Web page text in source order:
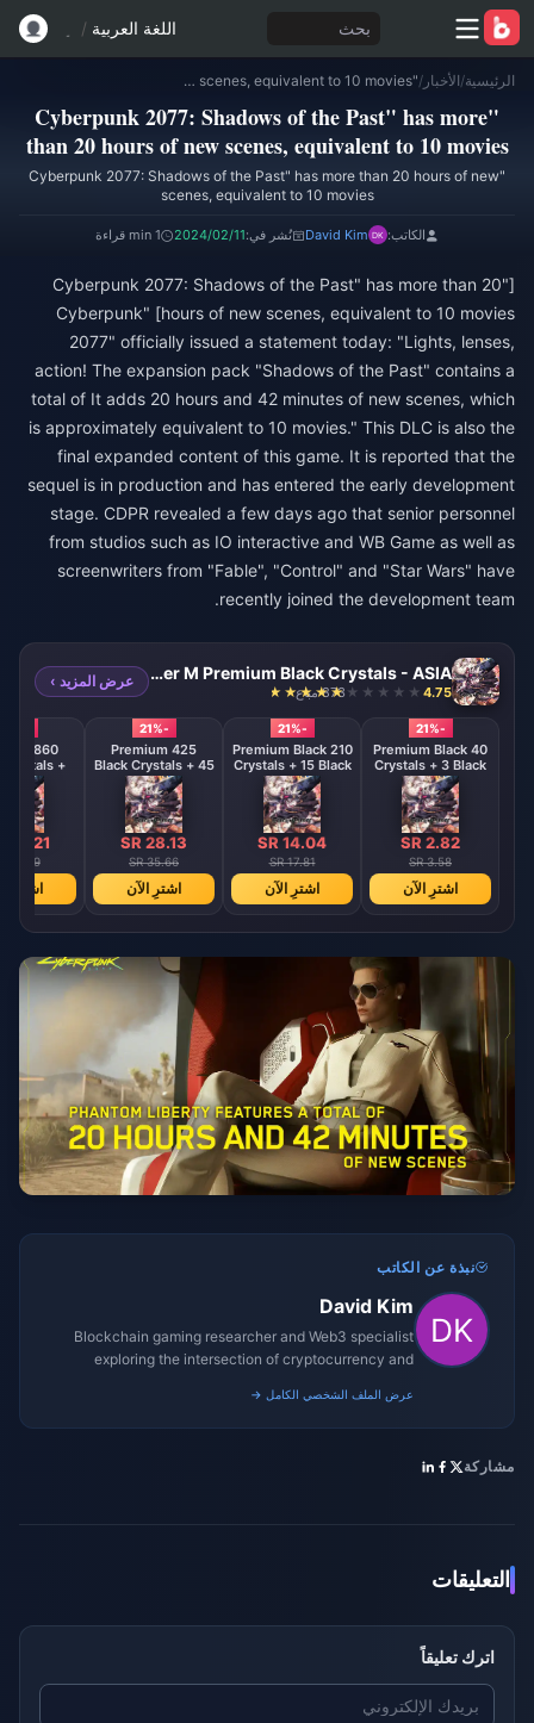
بحث اللغة العربية /
الرئيسية/الأخبار /
"Cyberpunk 2077: Shadows of the Past" has more than 20 hours of new scenes, equivalent to 10 movies
"Cyberpunk 2077: Shadows of the Past" has more
than 20 hours of new scenes, equivalent to 10 movies
"Cyberpunk 2077: Shadows of the Past" has more than 20 hours of new
scenes, equivalent to 10 movies
الكاتب: David Kim نُشر في:2024/02/11 1 min قراءة
["Cyberpunk 2077: Shadows of the Past" has more than 20
hours of new scenes, equivalent to 10 movies] "Cyberpunk
2077" officially issued a statement today: "Lights, lenses,
action! The expansion pack "Shadows of the Past" contains a
total of It adds 20 hours and 42 minutes of new scenes, which
is approximately equivalent to 10 movies." This DLC is also the
final expanded content of this game. It is reported that the
sequel is in production and has entered the early development
stage. CDPR revealed a few days ago that senior personnel
from studios such as IO interactive and WB Game as well as
screenwriters from "Fable", "Control" and "Star Wars" have
recently joined the development team.
Black Clover M Premium Black Crystals - ASIA
4.75 873 مباع
عرض المزيد ›
-21%
40 Premium Black
Crystals + 3 Black
Crystals
SR 2.82
SR 3.58
اشترِ الآن
-21%
210 Premium Black
Crystals + 15 Black
Crystals
SR 14.04
SR 17.81
اشترِ الآن
-21%
425 Premium
Black Crystals + 45
Black Crystals
SR 28.13
SR 35.66
اشترِ الآن
Crystals +
Crystals
56.21
71.29
اشترِ
نبذة عن الكاتب
David Kim
Blockchain gaming researcher and Web3 specialist
exploring the intersection of cryptocurrency and
عرض الملف الشخصي الكامل →
مشاركة
التعليقات
اترك تعليقاً